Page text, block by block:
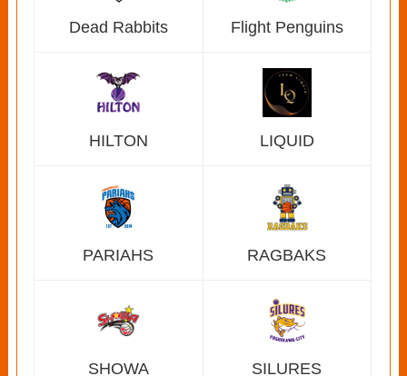
Dead Rabbits Flight Penguins
HILTON LIQUID
PARIAHS RAGBAKS
SHOWA SILURES